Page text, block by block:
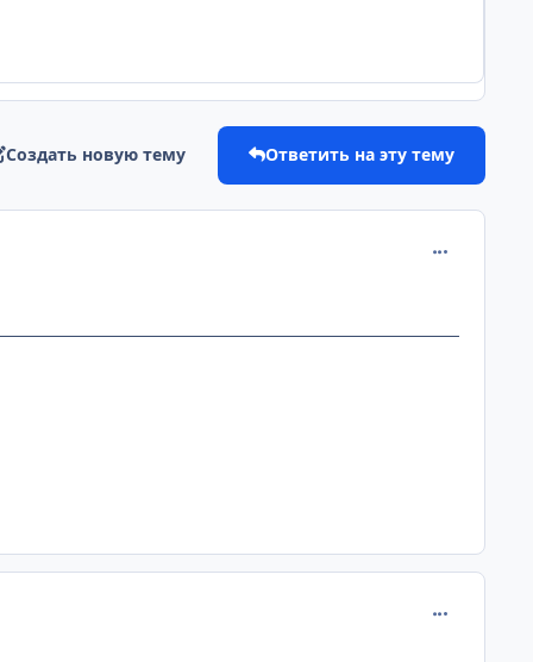
Создать новую тему Ответить на эту тему